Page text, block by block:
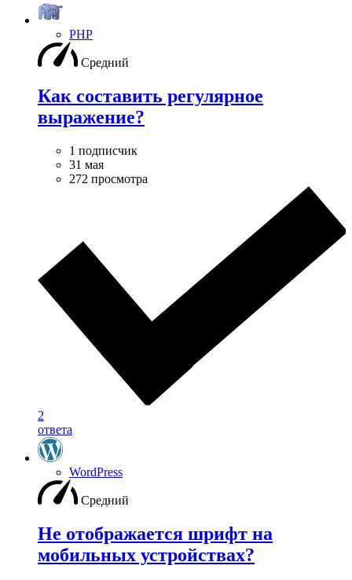
PHP
Средний
Как составить регулярное
выражение?
1 подписчик
31 мая
272 просмотра
2
ответа
WordPress
Средний
Не отображается шрифт на
мобильных устройствах?